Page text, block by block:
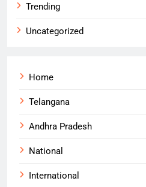
Trending
Uncategorized
Home
Telangana
Andhra Pradesh
National
International